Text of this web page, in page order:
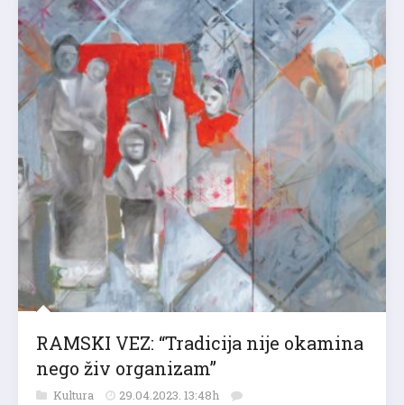
RAMSKI VEZ: “Tradicija nije okamina
nego živ organizam”
Kultura 29.04.2023. 13:48h